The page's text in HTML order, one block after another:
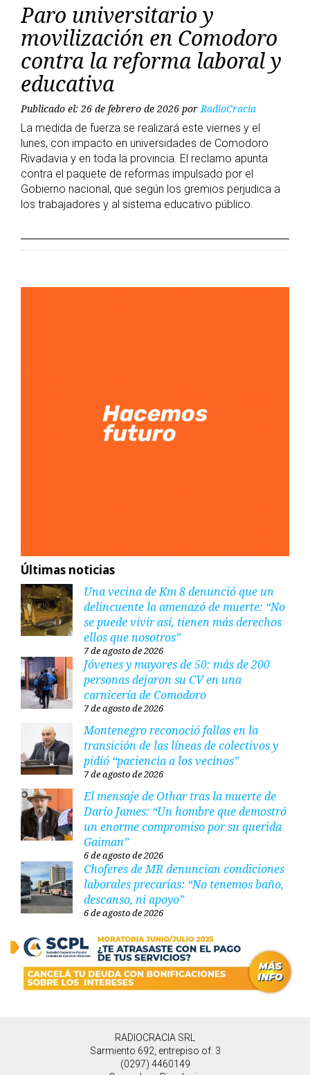
Paro universitario y
movilización en Comodoro
contra la reforma laboral y
educativa
Publicado el: 26 de febrero de 2026 porRadioCracia
La medida de fuerza se realizará este viernes y el
lunes, con impacto en universidades de Comodoro
Rivadavia y en toda la provincia. El reclamo apunta
contra el paquete de reformas impulsado por el
Gobierno nacional, que según los gremios perjudica a
los trabajadores y al sistema educativo público.
Últimas noticias
Una vecina de Km 8 denunció que un
delincuente la amenazó de muerte: “No
se puede vivir así, tienen más derechos
ellos que nosotros”
7 de agosto de 2026
Jóvenes y mayores de 50: más de 200
personas dejaron su CV en una
carnicería de Comodoro
7 de agosto de 2026
Montenegro reconoció fallas en la
transición de las líneas de colectivos y
pidió “paciencia a los vecinos”
7 de agosto de 2026
El mensaje de Othar tras la muerte de
Darío James: “Un hombre que demostró
un enorme compromiso por su querida
Gaiman”
6 de agosto de 2026
Choferes de MR denuncian condiciones
laborales precarias: “No tenemos baño,
descanso, ni apoyo”
6 de agosto de 2026
RADIOCRACIA SRL
Sarmiento 692, entrepiso of. 3
(0297) 4460149